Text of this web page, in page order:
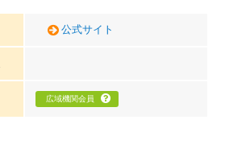
公式サイト
広域機関会員